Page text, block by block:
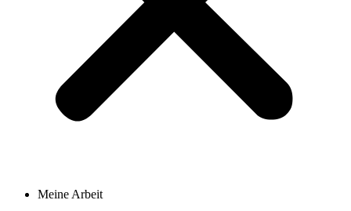
Meine Arbeit